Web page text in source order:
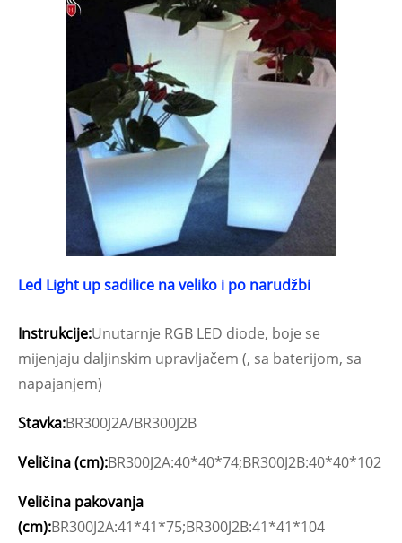
Led Light up sadilice na veliko i po narudžbi
Instrukcije:Unutarnje RGB LED diode, boje se
mijenjaju daljinskim upravljačem (, sa baterijom, sa
napajanjem)
Stavka:BR300J2A/BR300J2B
Veličina (cm):BR300J2A:40*40*74;BR300J2B:40*40*102
Veličina pakovanja
(cm):BR300J2A:41*41*75;BR300J2B:41*41*104